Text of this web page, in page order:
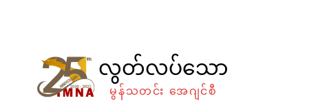
လွတ်လပ်သော
မွန်သတင်း အေဂျင်စီ